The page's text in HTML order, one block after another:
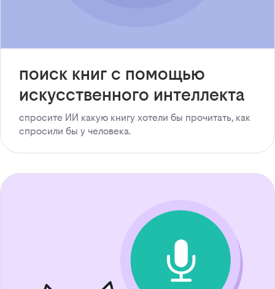
поиск книг с помощью
искусственного интеллекта
спросите ИИ какую книгу хотели бы прочитать, как
спросили бы у человека.